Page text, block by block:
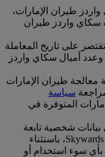
طيران الإمارات،
سكاي واردز طيران
على تاريخ المعاملة
وعدد أميال سكاي واردز
معالجة طيران الإمارات
سياسة
المتوفرة في
شخصية تابعة
للأعضاء مع شركاء Skywards Everyday، باستثناء
بأي سوء استخدام أو